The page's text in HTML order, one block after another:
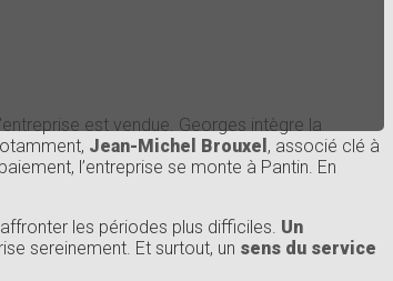
est vendue. Georges intègre la
Jean-Michel Brouxel , associé clé à
l’entreprise se monte à Pantin. En
les périodes plus difficiles. Un
sereinement. Et surtout, un sens du service